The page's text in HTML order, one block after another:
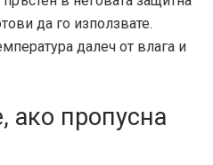
да го използвате.
далеч от влага и
ако пропусна